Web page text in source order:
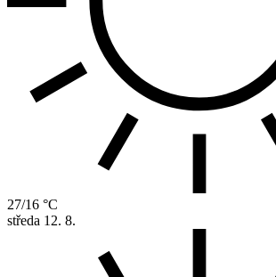
27/16 °C
středa 12. 8.